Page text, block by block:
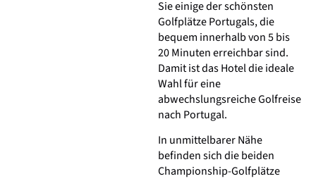
Sie einige der schönsten
Golfplätze Portugals, die
bequem innerhalb von 5 bis
20 Minuten erreichbar sind.
Damit ist das Hotel die ideale
Wahl für eine
abwechslungsreiche Golfreise
nach Portugal.
In unmittelbarer Nähe
befinden sich die beiden
Championship-Golfplätze